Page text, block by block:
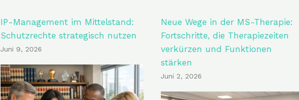
IP-Management im Mittelstand:
Schutzrechte strategisch nutzen
Juni 9, 2026
Neue Wege in der MS-Therapie:
Fortschritte, die Therapiezeiten
verkürzen und Funktionen
stärken
Juni 2, 2026